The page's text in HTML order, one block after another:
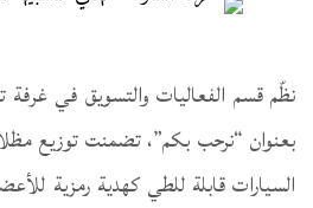
نظّم قسم الفعاليات والتسويق في غرفة
بعنوان “نرحب بكم”، تضمنت توزيع
السيارات قابلة للطي كهدية رمزية